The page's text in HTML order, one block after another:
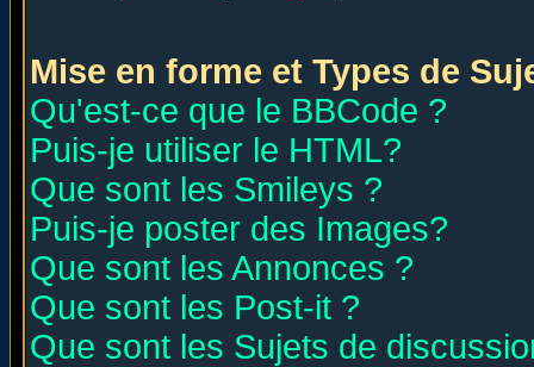
Mise en forme et Types de
Qu'est-ce que le BBCode ?
Puis-je utiliser le HTML?
Que sont les Smileys ?
Puis-je poster des Images?
Que sont les Annonces ?
Que sont les Post-it ?
Que sont les Sujets de